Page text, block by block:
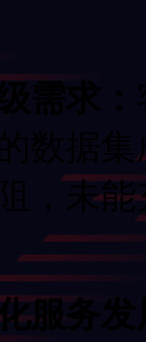
求：
的数据
，
务发展